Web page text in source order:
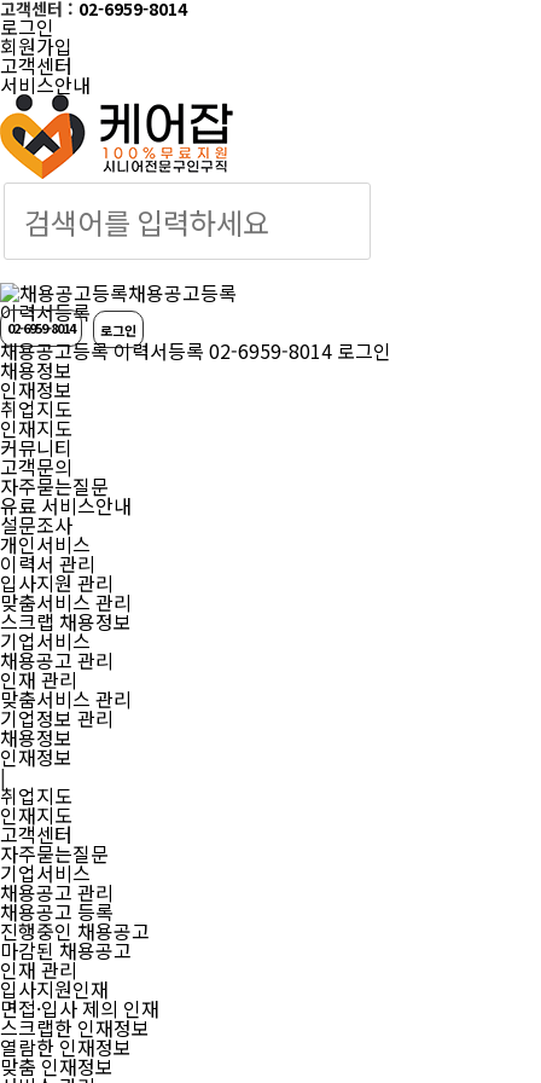
고객센터 : 02-6959-8014
로그인
회원가입
고객센터
서비스안내 케어잡 공식 취업
채용공고등록
이력서등록
02-6959-8014 로그인
채용공고등록이력서등록 02-6959-8014 로그인
채용정보
인재정보
취업지도
인재지도
커뮤니티
고객문의
자주묻는질문
유료 서비스안내
설문조사
개인서비스
이력서 관리
입사지원 관리
맞춤서비스 관리
스크랩 채용정보
기업서비스
채용공고 관리
인재 관리
맞춤서비스 관리
기업정보 관리
채용정보
인재정보
|
취업지도
인재지도
고객센터
자주묻는질문
기업서비스
채용공고 관리
채용공고 등록
진행중인 채용공고
마감된 채용공고
인재 관리
입사지원인재
면접·입사 제의 인재
스크랩한 인재정보
열람한 인재정보
맞춤 인재정보